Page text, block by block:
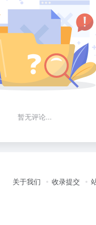
暂无评论...
关于我们 收录提交